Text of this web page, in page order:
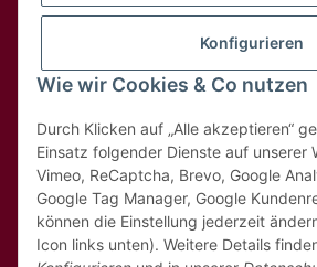
Konfigurieren
Wie wir Cookies & Co nutzen
Durch Klicken auf „Alle akzeptieren“
Einsatz folgender Dienste auf unserer
Vimeo, ReCaptcha, Brevo, Google
Google Tag Manager, Google
können die Einstellung jederzeit
Icon links unten). Weitere Details
Hilfe & Kontakt
Rechtliches